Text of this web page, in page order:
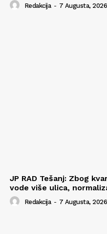
Redakcija - 7 Augusta, 2026
JP RAD Tešanj: Zbog
vode više ulica,
Redakcija - 7 Augusta, 2026